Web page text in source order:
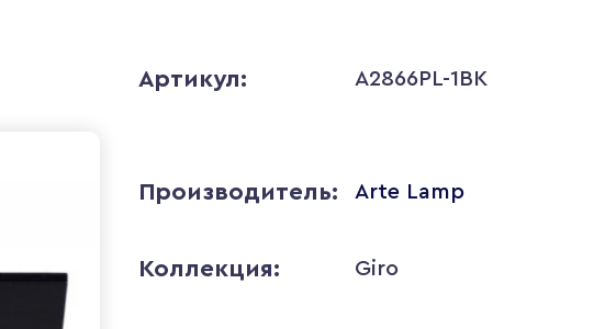
Артикул: A2866PL-1BK
Производитель: Arte Lamp
Коллекция: Giro